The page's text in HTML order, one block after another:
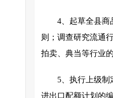
4、起草全县商
则；调查研究流通
拍卖、典当等行业
5、执行上级
进出口配额计划的